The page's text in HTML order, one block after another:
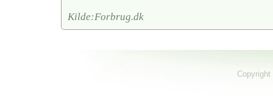
Kilde:Forbrug.dk